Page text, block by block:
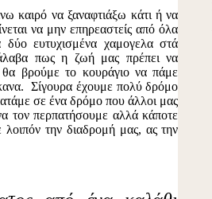
καιρό να ξαναφτιάξω κάτι ή να
να μην επηρεαστείς από όλα
ευτυχισμένα χαμογελα στά
πως η ζωή μας πρέπει να
θα βρούμε το κουράγιο να πάμε
Σίγουρα έχουμε πολύ δρόμο
σε ένα δρόμο που άλλοι μας
τον περπατήσουμε αλλά κάποτε
την διαδρομή μας, ας την